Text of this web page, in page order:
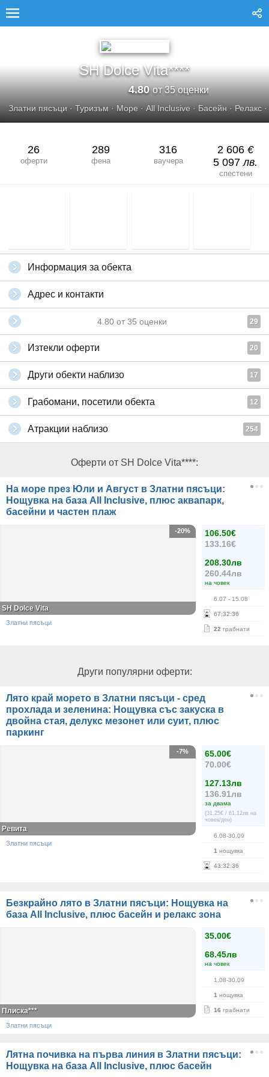
SH Dolce Vita****
4.80от 35 оценки
Златни пясъци · Туризъм · Море ·All Inclusive · Басейн · Релакс ·
26
оферти
289
фена
316
ваучера
2 606 €
5 097лв.
спестени
Информация за обекта
Адрес и контакти
4.80 от 35 оценки 29
Изтекли оферти 20
Други обекти наблизо 17
Грабомани, посетили обекта 12
Атракции наблизо 254
Оферти от SH Dolce Vita****:
На море през Юли и Август в Златни пясъци:
Нощувка на база All Inclusive, плюс аквапарк,
басейни и частен плаж
106.50€
133.16€
208.30лв
260.44лв
на човек
6.07 - 15.08
67:32:36
22 грабнати
-20%
SH Dolce Vita
Златни пясъци
Други популярни оферти:
Лято край морето в Златни пясъци - сред
прохлада и зеленина: Нощувка със закуска в
двойна стая, делукс мезонет или суит, плюс
паркинг
65.00€
70.00€
127.13лв
136.91лв
за двама
(31.25€ / 61.12лв на
човек/ден)
6.08-30.09
1 нощувка
43:32:36
-7%
Ревита
Златни пясъци
Безкрайно лято в Златни пясъци: Нощувка на
база All Inclusive, плюс басейн и релакс зона
35.00€
68.45лв
на човек
1.08-30.09
1 нощувка
16 грабнати
Плиска***
Златни пясъци
Лятна почивка на първа линия в Златни пясъци:
Нощувка на база All Inclusive, плюс басейн